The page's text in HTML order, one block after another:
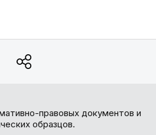
правовых документов и
образцов.